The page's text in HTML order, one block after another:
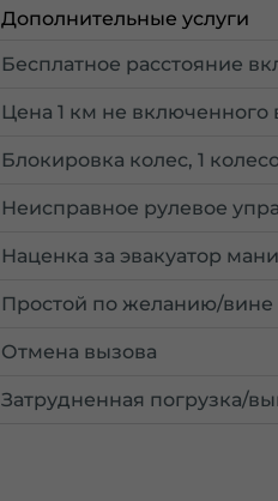
Дополнительные услуги
Бесплатное расстояние
Цена 1 км не включенного
Блокировка колес, 1
Неисправное рулевое
Наценка за эвакуатор
Простой по желанию/вине
Отмена вызова
Затрудненная погрузка/